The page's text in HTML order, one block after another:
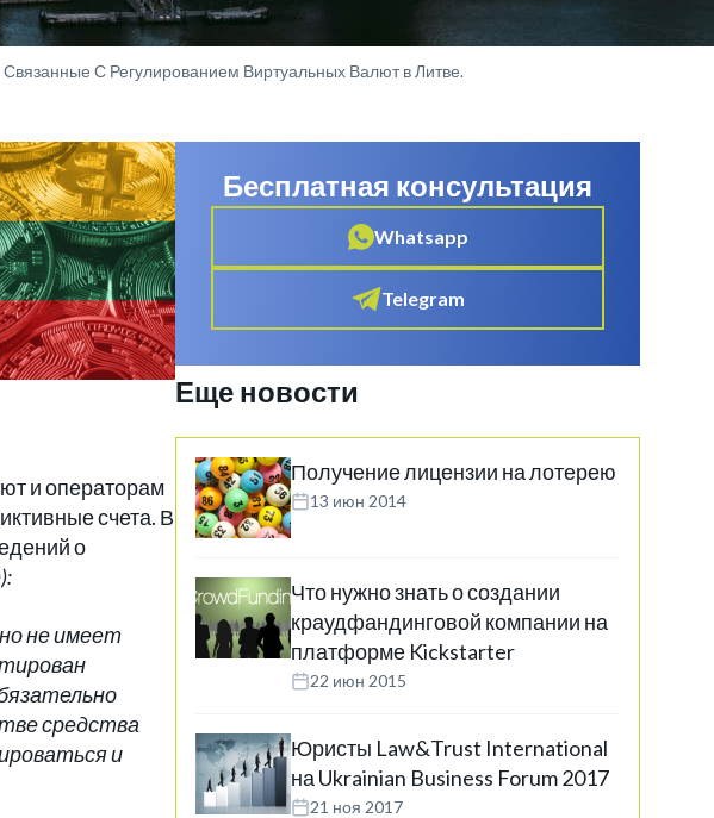
С Регулированием Виртуальных Валют в Литве.
и операторам
счета. В
о
не имеет
средства
и
Бесплатная консультация
Whatsapp
Telegram
Еще новости
Получение лицензии на лотерею
13 июн 2014
Что нужно знать о создании
краудфандинговой компании на
платформе Kickstarter
22 июн 2015
Юристы Law&Trust International
на Ukrainian Business Forum 2017
21 ноя 2017